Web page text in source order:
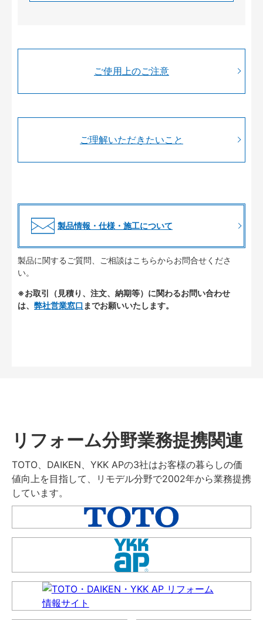
ご使用上のご注意
ご理解いただきたいこと
製品情報・仕様・施工について
製品に関するご質問、ご相談はこちらからお問合せくださ
い。
※お取引（見積り、注文、納期等）に関わるお問い合わせ
は、 弊社営業窓口 までお願いいたします。
リフォーム分野業務提携関連
TOTO、DAIKEN、YKK APの3社はお客様の暮らしの価
値向上を目指して、リモデル分野で2002年から業務提携
しています。